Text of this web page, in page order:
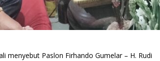
menyebut Paslon Firhando Gumelar – H. Rudi